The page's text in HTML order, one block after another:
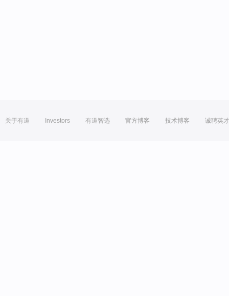
关于有道 Investors 有道智选 官方博客 技术博客 诚聘英才